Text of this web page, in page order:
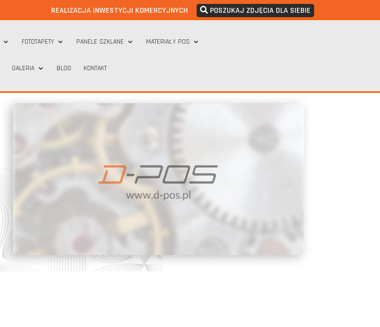
REALIZACJA INWESTYCJI KOMERCYJNYCH POSZUKAJ ZDJĘCIA DLA SIEBIE
FOTOTAPETY PANELE SZKLANE MATERIAŁY POS
GALERIA BLOG KONTAKT